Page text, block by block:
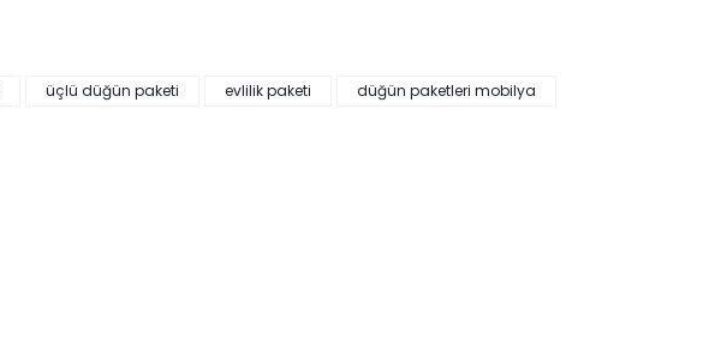
üçlü düğün paketi evlilik paketi
düğün paketleri mobilya